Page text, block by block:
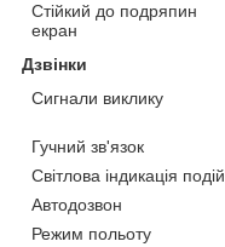
Стійкий до подряпин
екран
Дзвінки
Сигнали виклику
Гучний зв'язок
Світлова індикація подій
Автодозвон
Режим польоту